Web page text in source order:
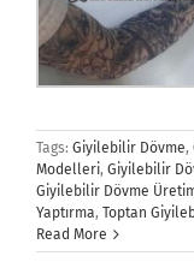
Tags: Giyilebilir Dövme,
Modelleri, Giyilebilir
Giyilebilir Dövme
Yaptırma, Toptan
Read More